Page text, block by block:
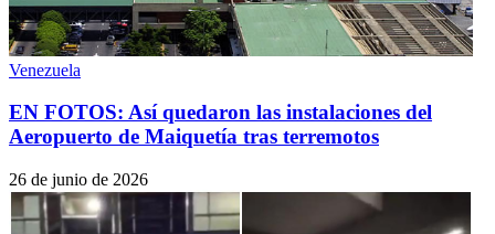
Venezuela
EN FOTOS: Así quedaron las instalaciones del
Aeropuerto de Maiquetía tras terremotos
26 de junio de 2026